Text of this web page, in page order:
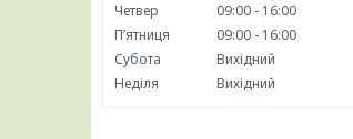
Четвер
09:00
16:00
Пʼятниця
09:00
16:00
Субота
Вихідний
Неділя
Вихідний